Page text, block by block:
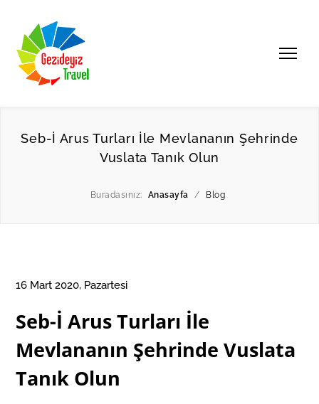
Seb-İ Arus Turları İle Mevlananın Şehrinde
Vuslata Tanık Olun
Buradasınız: Anasayfa / Blog
16 Mart 2020, Pazartesi
Seb-İ Arus Turları İle
Mevlananın Şehrinde Vuslata
Tanık Olun